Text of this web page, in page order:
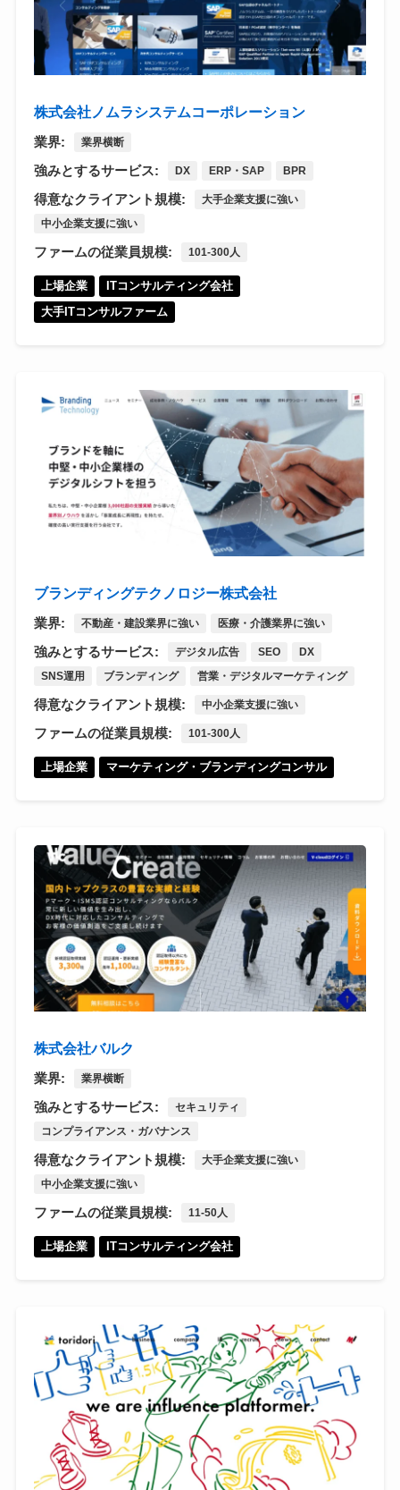
株式会社ノムラシステムコーポレーション
業界: 業界横断
強みとするサービス: DX ERP・SAP BPR
得意なクライアント規模: 大手企業支援に強い
中小企業支援に強い
ファームの従業員規模: 101-300人
上場企業
ITコンサルティング会社
大手ITコンサルファーム
ブランディングテクノロジー株式会社
業界: 不動産・建設業界に強い 医療・介護業界に強い
強みとするサービス: デジタル広告 SEO DX
SNS運用 ブランディング 営業・デジタルマーケティング
得意なクライアント規模: 中小企業支援に強い
ファームの従業員規模: 101-300人
上場企業 マーケティング・ブランディングコンサル
株式会社バルク
業界: 業界横断
強みとするサービス: セキュリティ
コンプライアンス・ガバナンス
得意なクライアント規模: 大手企業支援に強い
中小企業支援に強い
ファームの従業員規模: 11-50人
上場企業 ITコンサルティング会社